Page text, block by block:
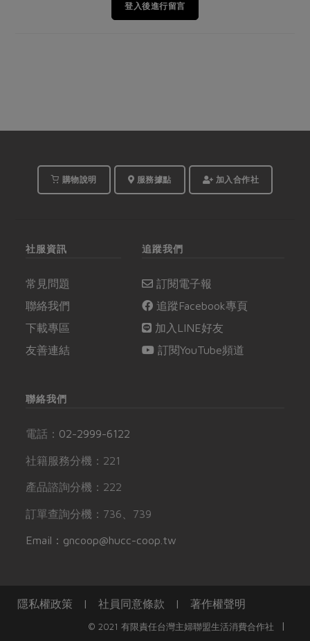
登入後進行留言
購物說明 服務據點 加入合作社
社服資訊
常見問題
聯絡我們
下載專區
友善連結
追蹤我們
訂閱電子報
追蹤Facebook專頁
加入LINE好友
訂閱YouTube頻道
聯絡我們
電話： 02-2999-6122
社籍服務分機：221
產品諮詢分機：222
訂單查詢分機：736、739
Email：gncoop@hucc-coop.tw
隱私權政策 | 社員同意條款 | 著作權聲明
© 2021 有限責任台灣主婦聯盟生活消費合作社 |